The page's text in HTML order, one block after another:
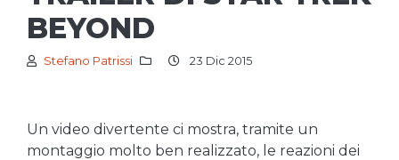
BEYOND
Stefano Patrissi 23 Dic 2015
Un video divertente ci mostra, tramite un
montaggio molto ben realizzato, le reazioni dei